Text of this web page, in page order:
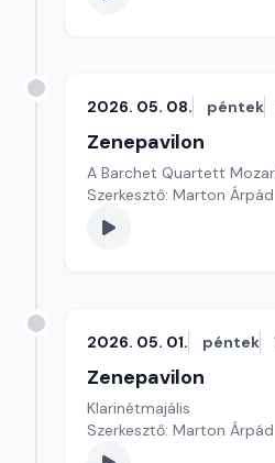
2026. 05. 08. péntek
Zenepavilon
A Barchet Quartett
Szerkesztő: Marton Árpád
2026. 05. 01. péntek
Zenepavilon
Klarinétmajális
Szerkesztő: Marton Árpád